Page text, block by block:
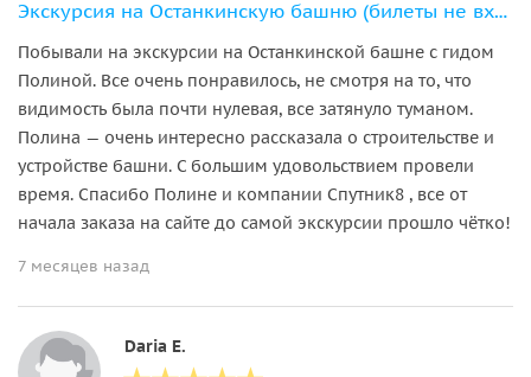
Экскурсия на Останкинскую башню (билеты не входят с стоимость)
Побывали на экскурсии на Останкинской башне с гидом
Полиной. Все очень понравилось, не смотря на то, что
видимость была почти нулевая, все затянуло туманом.
Полина — очень интересно рассказала о строительстве и
устройстве башни. С большим удовольствием провели
время. Спасибо Полине и компании Спутник8 , все от
начала заказа на сайте до самой экскурсии прошло чётко!
7 месяцев назад
Daria E.